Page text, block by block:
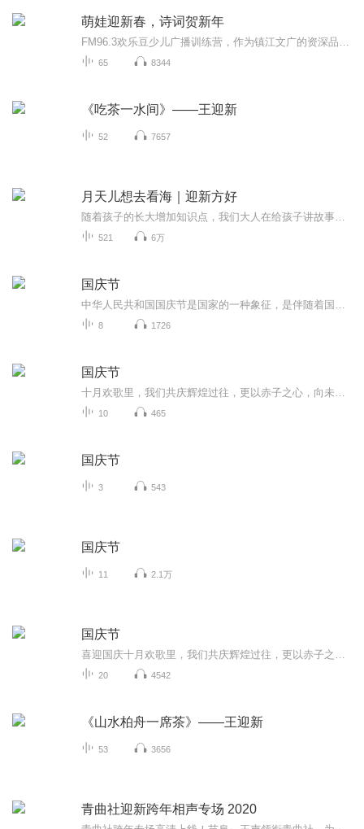
萌娃迎新春，诗词贺新年
65 8344
《吃茶一水间》——王迎新
52 7657
月天儿想去看海｜迎新方好
521 6万
国庆节
8 1726
国庆节
10 465
国庆节
3 543
国庆节
11 2.1万
国庆节
20 4542
《山水柏舟一席茶》——王迎新
53 3656
青曲社迎新跨年相声专场 2020